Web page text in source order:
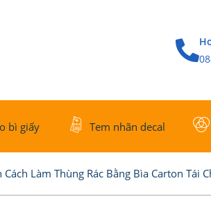
bì giấy Tem nhãn decal
Cách Làm Thùng Rác Bằng Bìa Carton Tái